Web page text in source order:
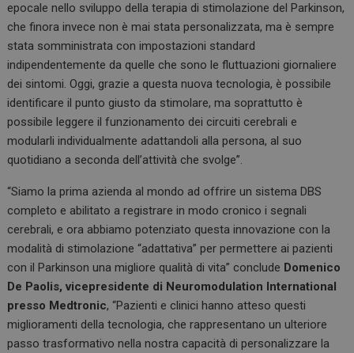
epocale nello sviluppo della terapia di stimolazione del Parkinson,
che finora invece non è mai stata personalizzata, ma è sempre
stata somministrata con impostazioni standard
indipendentemente da quelle che sono le fluttuazioni giornaliere
dei sintomi. Oggi, grazie a questa nuova tecnologia, è possibile
identificare il punto giusto da stimolare, ma soprattutto è
possibile leggere il funzionamento dei circuiti cerebrali e
modularli individualmente adattandoli alla persona, al suo
quotidiano a seconda dell’attività che svolge”.
“Siamo la prima azienda al mondo ad offrire un sistema DBS
completo e abilitato a registrare in modo cronico i segnali
cerebrali, e ora abbiamo potenziato questa innovazione con la
modalità di stimolazione “adattativa” per permettere ai pazienti
con il Parkinson una migliore qualità di vita” conclude Domenico
De Paolis, vicepresidente di Neuromodulation International
presso Medtronic, “Pazienti e clinici hanno atteso questi
miglioramenti della tecnologia, che rappresentano un ulteriore
passo trasformativo nella nostra capacità di personalizzare la